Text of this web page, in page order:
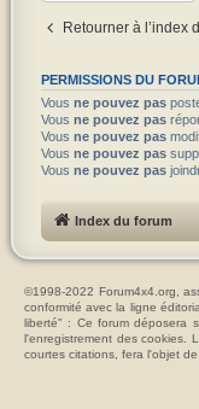
Retourner à l’index
PERMISSIONS DU
Vous ne pouvez pas
Vous ne pouvez pas
Vous ne pouvez pas
Vous ne pouvez pas
Vous ne pouvez pas
Index du forum
©1998-2022 Forum4x4.org,
conformité avec la ligne
liberté" : Ce forum déposera
l'enregistrement des cookies.
courtes citations, fera l'objet